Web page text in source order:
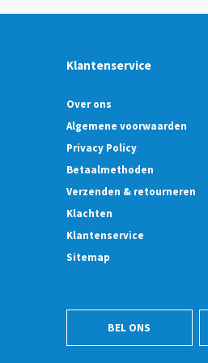
Klantenservice
Over ons
Algemene voorwaarden
Privacy Policy
Betaalmethoden
Verzenden & retourneren
Klachten
Klantenservice
Sitemap
BEL ONS